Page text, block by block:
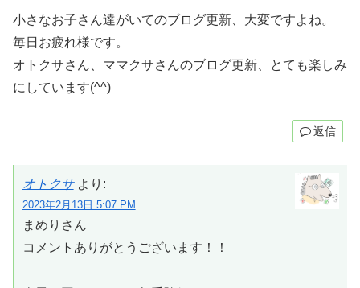
小さなお子さん達がいてのブログ更新、大変ですよね。
毎日お疲れ様です。
オトクサさん、ママクサさんのブログ更新、とても楽しみ
にしています(^^)
返信
オトクサ より:
2023年2月13日 5:07 PM
まめりさん
コメントありがとうございます！！